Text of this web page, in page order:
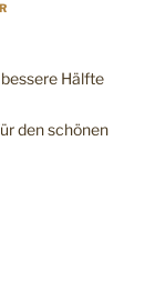
Hälfte
den schönen